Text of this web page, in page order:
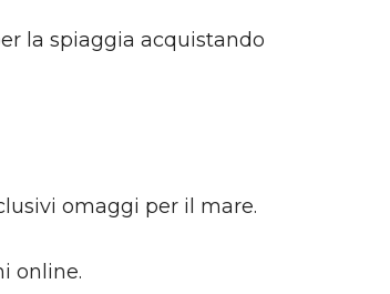
la spiaggia acquistando
omaggi per il mare.
online.